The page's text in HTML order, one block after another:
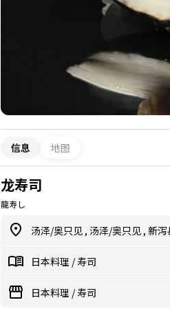
信息 地图
龙寿司
龍寿し
汤泽/奥只见 , 汤泽/奥只见 , 新泻
日本料理 /寿司
日本料理 /寿司